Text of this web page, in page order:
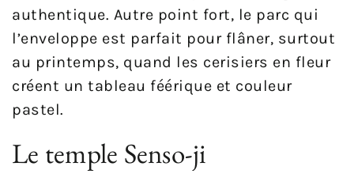
authentique. Autre point fort, le parc qui
l’enveloppe est parfait pour flâner, surtout
au printemps, quand les cerisiers en fleur
créent un tableau féérique et couleur
pastel.
Le temple Senso-ji